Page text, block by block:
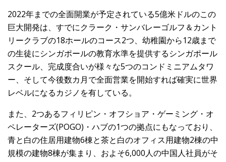
2022年までの全面開業が予定されている5億米ドルのこの
巨大開発は、すでにクラーク・サンバレーゴルフ＆カント
リークラブの18ホールのコース2つ、幼稚園から12歳まで
の生徒にシンガポールの教育水準を提供するシンガポール
スクール、完成度合いが様々な5つのコンドミニアムタワ
ー、そして今後数カ月で全面営業を開始すれば確実に世界
レベルになるカジノを有している。
また、2つあるフィリピン・オフショア・ゲーミング・オ
ペレーターズ(POGO)・ハブの1つの拠点にもなっており、
青と白の住居用建物6棟と茶と白のオフィス用建物2棟の中
規模の建物8棟が集まり、およそ6,000人の中国人社員がそ